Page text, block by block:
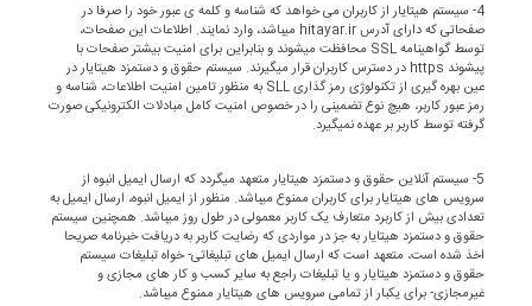
4- سیستم هیتایار از کاربران می خواهد که شناسه و کلمه ی عبور خود را صرفا در
صفحاتی که دارای آدرس hitayar.ir میباشد، وارد نمایند. اطلاعات این صفحات،
توسط گواهینامه SSL محافظت میشوند و بنابراین برای امنیت بیشتر صفحات با
پیشوند https در دسترس کاربران قرار میگیرند. سیستم حقوق و دستمزد هیتایار در
عین بهره گیری از تکنولوژی رمز گذاری SLL به منظور تامین امنیت اطلاعات، شناسه و
رمز عبور کاربر، هیچ نوع تضمینی را در خصوص امنیت کامل مبادلات الکترونیکی صورت
گرفته توسط کاربر بر عهده نمیگیرد.
5- سیستم آنلاین حقوق و دستمزد هیتایار متعهد میگردد که ارسال ایمیل انبوه از
سرویس های هیتایار برای کاربران ممنوع میباشد. منظور از ایمیل انبوه، ارسال ایمیل به
تعدادی بیش از کاربرد متعارف یک کاربر معمولی در طول روز میباشد. همچنین سیستم
حقوق و دستمزد هیتایار به جز در مواردی که رضایت کاربر به دریافت خبرنامه صریحا
اخذ شده است، متعهد است که ارسال ایمیل های تبلیغاتی- خواه تبلیغات سیستم
حقوق و دستمزد هیتایار و یا تبلیغات راجع به سایر کسب و کار های مجازی و
غیرمجازی- برای یکبار از تمامی سرویس های هیتایار ممنوع میباشد.